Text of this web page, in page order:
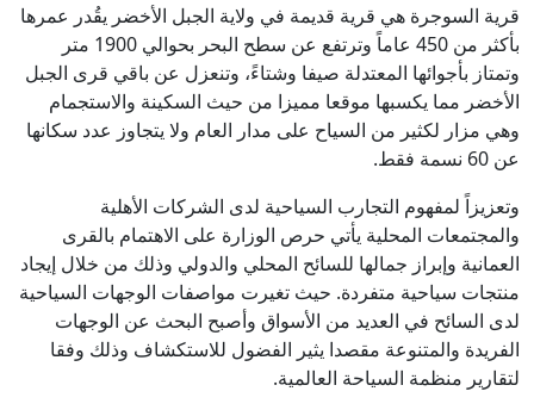
قرية السوجرة هي قرية قديمة في ولاية الجبل الأخضر يقُدر عمرها
بأكثر من 450 عاماً وترتفع عن سطح البحر بحوالي 1900 متر
وتمتاز بأجوائها المعتدلة صيفا وشتاءً، وتنعزل عن باقي قرى الجبل
الأخضر مما يكسبها موقعا مميزا من حيث السكينة والاستجمام
وهي مزار لكثير من السياح على مدار العام ولا يتجاوز عدد سكانها
عن 60 نسمة فقط.
وتعزيزاً لمفهوم التجارب السياحية لدى الشركات الأهلية
والمجتمعات المحلية يأتي حرص الوزارة على الاهتمام بالقرى
العمانية وإبراز جمالها للسائح المحلي والدولي وذلك من خلال إيجاد
منتجات سياحية متفردة. حيث تغيرت مواصفات الوجهات السياحية
لدى السائح في العديد من الأسواق وأصبح البحث عن الوجهات
الفريدة والمتنوعة مقصدا يثير الفضول للاستكشاف وذلك وفقا
لتقارير منظمة السياحة العالمية.